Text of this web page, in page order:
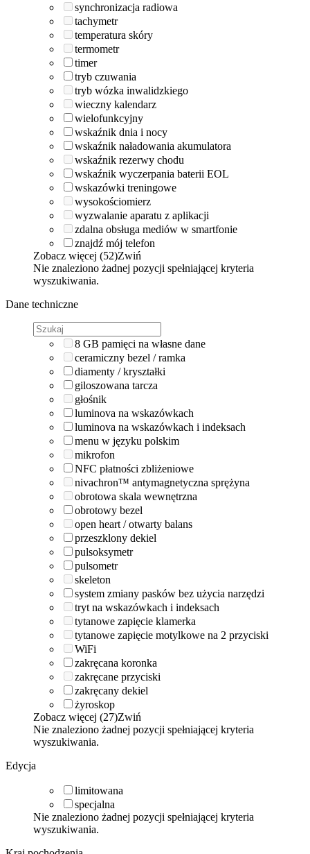
synchronizacja radiowa
tachymetr
temperatura skóry
termometr
timer
tryb czuwania
tryb wózka inwalidzkiego
wieczny kalendarz
wielofunkcyjny
wskaźnik dnia i nocy
wskaźnik naładowania akumulatora
wskaźnik rezerwy chodu
wskaźnik wyczerpania baterii EOL
wskazówki treningowe
wysokościomierz
wyzwalanie aparatu z aplikacji
zdalna obsługa mediów w smartfonie
znajdź mój telefon
Zobacz więcej (52)Zwiń
Nie znaleziono żadnej pozycji spełniającej kryteria
wyszukiwania.
Dane techniczne
8 GB pamięci na własne dane
ceramiczny bezel / ramka
diamenty / kryształki
giloszowana tarcza
głośnik
luminova na wskazówkach
luminova na wskazówkach i indeksach
menu w języku polskim
mikrofon
NFC płatności zbliżeniowe
nivachron™ antymagnetyczna sprężyna
obrotowa skala wewnętrzna
obrotowy bezel
open heart / otwarty balans
przeszklony dekiel
pulsoksymetr
pulsometr
skeleton
system zmiany pasków bez użycia narzędzi
tryt na wskazówkach i indeksach
tytanowe zapięcie klamerka
tytanowe zapięcie motylkowe na 2 przyciski
WiFi
zakręcana koronka
zakręcane przyciski
zakręcany dekiel
żyroskop
Zobacz więcej (27)Zwiń
Nie znaleziono żadnej pozycji spełniającej kryteria
wyszukiwania.
Edycja
limitowana
specjalna
Nie znaleziono żadnej pozycji spełniającej kryteria
wyszukiwania.